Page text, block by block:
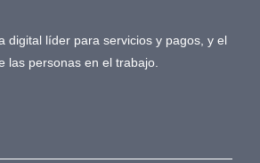
digital líder para servicios y pagos, y el
las personas en el trabajo.